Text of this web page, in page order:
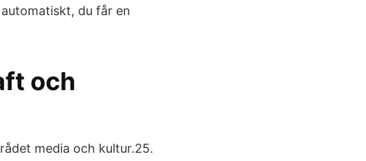
du får en
och
media och kultur.25.